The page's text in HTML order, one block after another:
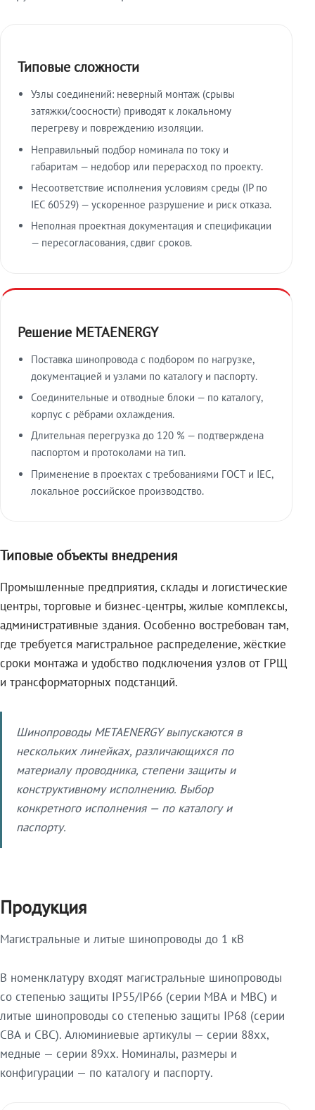
Типовые сложности
Узлы соединений: неверный монтаж (срывы
затяжки/соосности) приводят к локальному
перегреву и повреждению изоляции.
Неправильный подбор номинала по току и
габаритам — недобор или перерасход по проекту.
Несоответствие исполнения условиям среды (IP по
IEC 60529) — ускоренное разрушение и риск отказа.
Неполная проектная документация и спецификации
— пересогласования, сдвиг сроков.
Решение METAENERGY
Поставка шинопровода с подбором по нагрузке,
документацией и узлами по каталогу и паспорту.
Соединительные и отводные блоки — по каталогу,
корпус с рёбрами охлаждения.
Длительная перегрузка до 120 % — подтверждена
паспортом и протоколами на тип.
Применение в проектах с требованиями ГОСТ и IEC,
локальное российское производство.
Типовые объекты внедрения
Промышленные предприятия, склады и логистические
центры, торговые и бизнес-центры, жилые комплексы,
административные здания. Особенно востребован там,
где требуется магистральное распределение, жёсткие
сроки монтажа и удобство подключения узлов от ГРЩ
и трансформаторных подстанций.
Шинопроводы METAENERGY выпускаются в
нескольких линейках, различающихся по
материалу проводника, степени защиты и
конструктивному исполнению. Выбор
конкретного исполнения — по каталогу и
паспорту.
Продукция
Магистральные и литые шинопроводы до 1 кВ
В номенклатуру входят магистральные шинопроводы
со степенью защиты IP55/IP66 (серии МВА и МВС) и
литые шинопроводы со степенью защиты IP68 (серии
СВА и СВС). Алюминиевые артикулы — серии 88xx,
медные — серии 89xx. Номиналы, размеры и
конфигурации — по каталогу и паспорту.